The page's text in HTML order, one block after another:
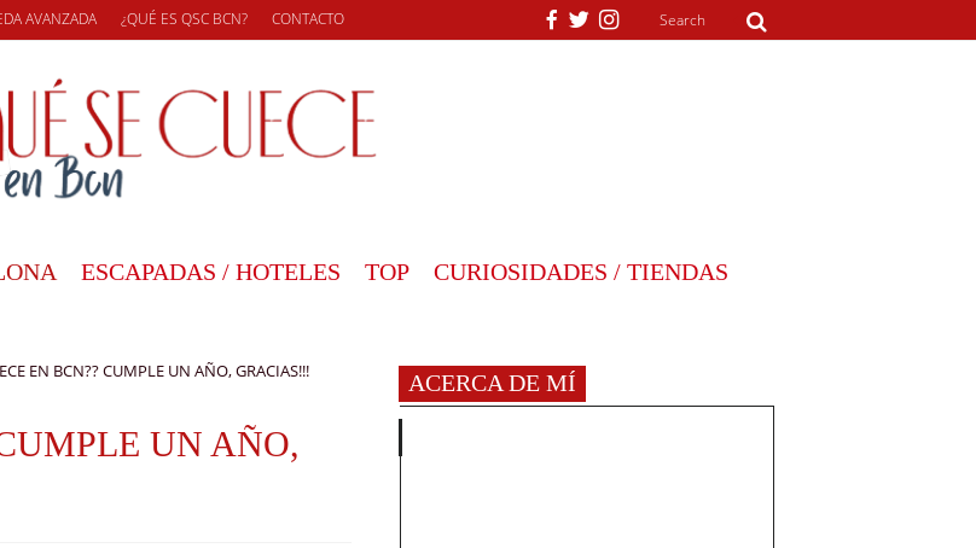
AVANZADA ¿QUÉ ES QSC BCN? CONTACTO
ESCAPADAS / HOTELES TOP CURIOSIDADES / TIENDAS
EN BCN?? CUMPLE UN AÑO, GRACIAS!!!
UN AÑO,
ACERCA DE MÍ